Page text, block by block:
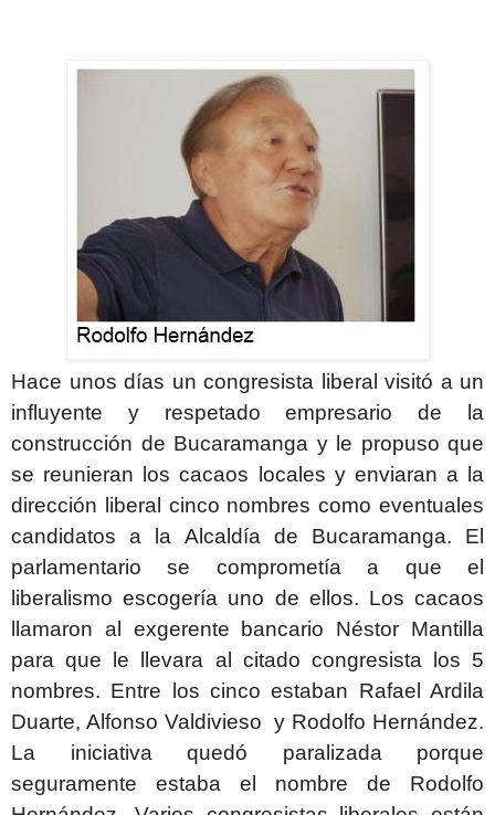
Hace unos días un congresista liberal visitó a un
influyente y respetado empresario de la
construcción de Bucaramanga y le propuso que
se reunieran los cacaos locales y enviaran a la
dirección liberal cinco nombres como eventuales
candidatos a la Alcaldía de Bucaramanga. El
parlamentario se comprometía a que el
liberalismo escogería uno de ellos. Los cacaos
llamaron al exgerente bancario Néstor Mantilla
para que le llevara al citado congresista los 5
nombres. Entre los cinco estaban Rafael Ardila
Duarte, Alfonso Valdivieso y Rodolfo Hernández.
La iniciativa quedó paralizada porque
seguramente estaba el nombre de Rodolfo